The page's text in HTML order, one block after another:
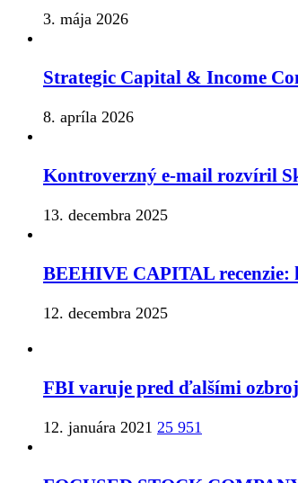
3. mája 2026
Strategic Capital & Income
8. apríla 2026
Kontroverzný e-mail rozvíril
13. decembra 2025
BEEHIVE CAPITAL recenzie:
12. decembra 2025
FBI varuje pred ďalšími
12. januára 2021 25 951